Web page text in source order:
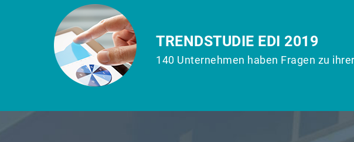
TRENDSTUDIE EDI 2019
140 Unternehmen haben Fragen zu